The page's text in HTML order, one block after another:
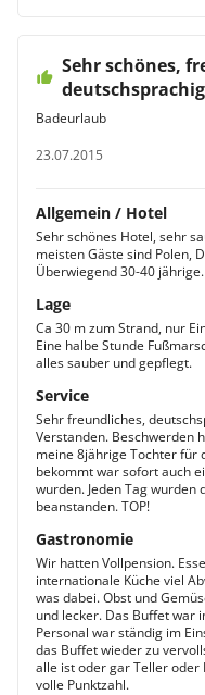
Sehr schönes,
Badeurlaub
23.07.2015
Allgemein / Hotel
Sehr schönes Hotel, sehr
meisten Gäste sind Polen,
Überwiegend 30-40 jährige.
Lage
Ca 30 m zum Strand, nur
Eine halbe Stunde
alles sauber und gepflegt.
Service
Sehr freundliches,
Verstanden. Beschwerden
meine 8jährige Tochter für
bekommt war sofort auch
wurden. Jeden Tag
beanstanden. TOP!
Gastronomie
Wir hatten Vollpension.
internationale Küche viel
was dabei. Obst und
und lecker. Das Buffet war
Personal war ständig im
das Buffet wieder zu
alle ist oder gar Teller oder
volle Punktzahl.